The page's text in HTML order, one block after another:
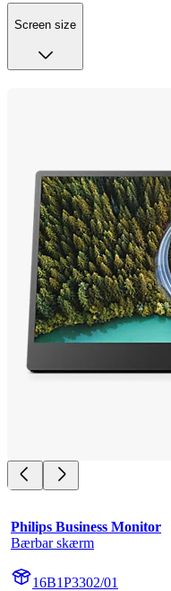
Screen size
Philips Business Monitor
Bærbar skærm
16B1P3302/01